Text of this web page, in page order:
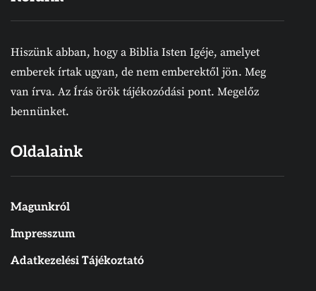
Hiszünk abban, hogy a Biblia Isten Igéje, amelyet
emberek írtak ugyan, de nem emberektől jön. Meg
van írva. Az Írás örök tájékozódási pont. Megelőz
bennünket.
Oldalaink
Magunkról
Impresszum
Adatkezelési Tájékoztató